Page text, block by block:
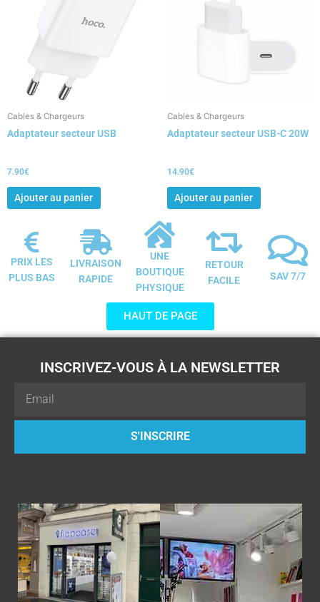
Cables & Chargeurs
Adaptateur secteur USB
7.90€
Ajouter au panier
Cables & Chargeurs
Adaptateur secteur USB-C 20W
14.90€
Ajouter au panier
PRIX LES
PLUS BAS
LIVRAISON
RAPIDE
UNE
BOUTIQUE
PHYSIQUE
RETOUR
FACILE
SAV 7/7
HAUT DE PAGE
INSCRIVEZ-VOUS À LA NEWSLETTER
S'INSCRIRE